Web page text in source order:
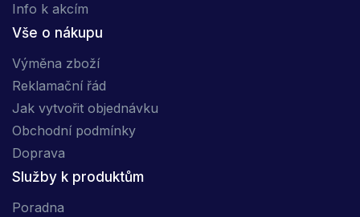
Info k akcím
Vše o nákupu
Výměna zboží
Reklamační řád
Jak vytvořit objednávku
Obchodní podmínky
Doprava
Služby k produktům
Poradna